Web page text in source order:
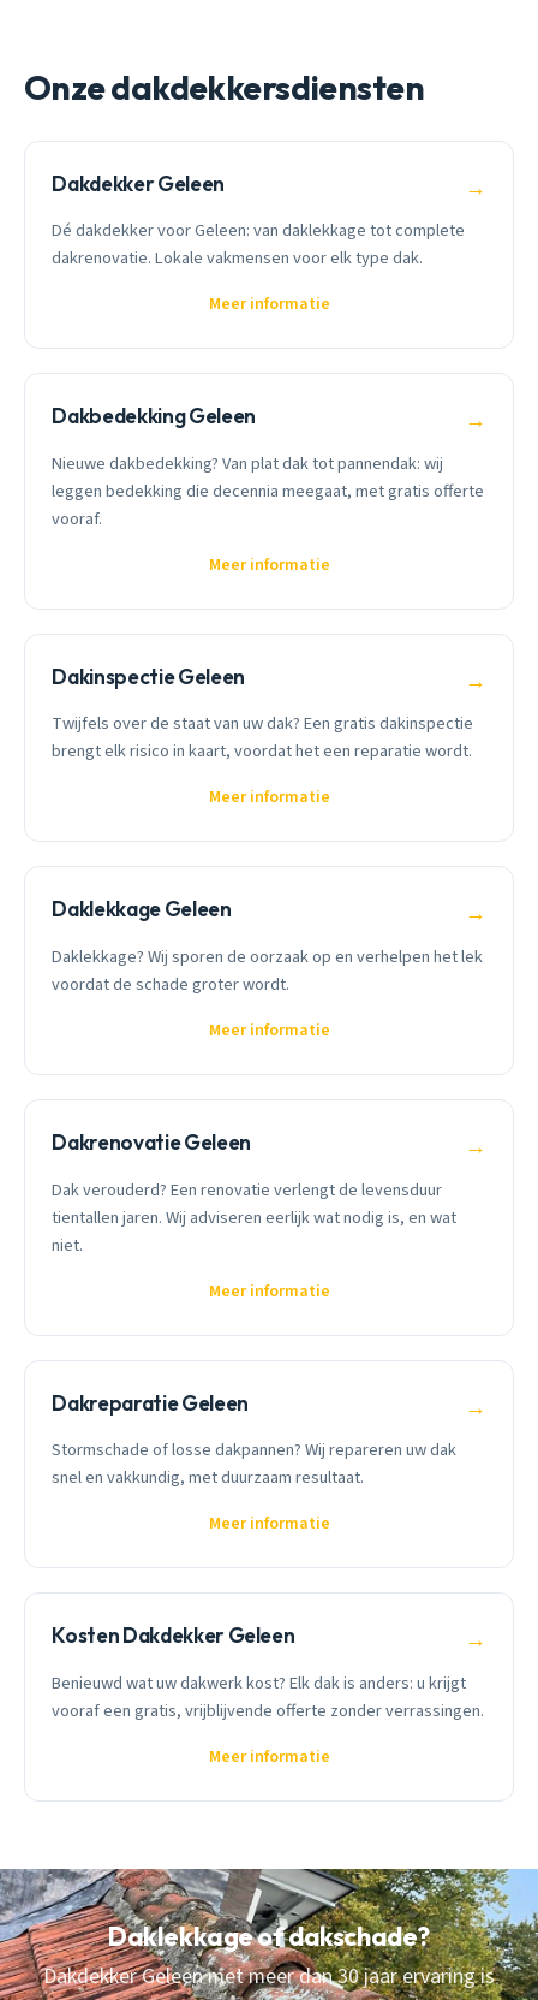
Onze dakdekkersdiensten
Dakdekker Geleen →
Dé dakdekker voor Geleen: van daklekkage tot complete
dakrenovatie. Lokale vakmensen voor elk type dak.
Meer informatie
Dakbedekking Geleen →
Nieuwe dakbedekking? Van plat dak tot pannendak: wij
leggen bedekking die decennia meegaat, met gratis offerte
vooraf.
Meer informatie
Dakinspectie Geleen →
Twijfels over de staat van uw dak? Een gratis dakinspectie
brengt elk risico in kaart, voordat het een reparatie wordt.
Meer informatie
Daklekkage Geleen →
Daklekkage? Wij sporen de oorzaak op en verhelpen het lek
voordat de schade groter wordt.
Meer informatie
Dakrenovatie Geleen →
Dak verouderd? Een renovatie verlengt de levensduur
tientallen jaren. Wij adviseren eerlijk wat nodig is, en wat
niet.
Meer informatie
Dakreparatie Geleen →
Stormschade of losse dakpannen? Wij repareren uw dak
snel en vakkundig, met duurzaam resultaat.
Meer informatie
Kosten Dakdekker Geleen →
Benieuwd wat uw dakwerk kost? Elk dak is anders: u krijgt
vooraf een gratis, vrijblijvende offerte zonder verrassingen.
Meer informatie
Daklekkage of dakschade?
Dakdekker Geleen met meer dan 30 jaar ervaring is